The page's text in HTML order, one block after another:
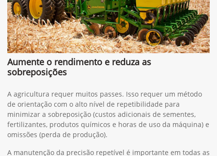
Aumente o rendimento e reduza as
sobreposições
A agricultura requer muitos passes. Isso requer um método
de orientação com o alto nível de repetibilidade para
minimizar a sobreposição (custos adicionais de sementes,
fertilizantes, produtos químicos e horas de uso da máquina) e
omissões (perda de produção).
A manutenção da precisão repetível é importante em todas as